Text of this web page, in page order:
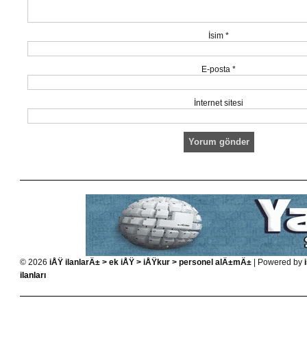
İsim *
E-posta *
İnternet sitesi
© 2026 iÅŸ ilanlarÄ± > ek iÅŸ > iÅŸkur > personel alÄ±mÄ± | Powered by
ilanları